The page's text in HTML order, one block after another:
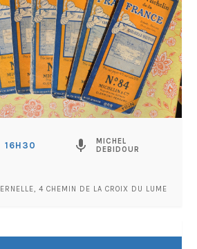
16H30 mic
MICHEL
DEBIDOUR
4 CHEMIN DE LA CROIX DU LUME